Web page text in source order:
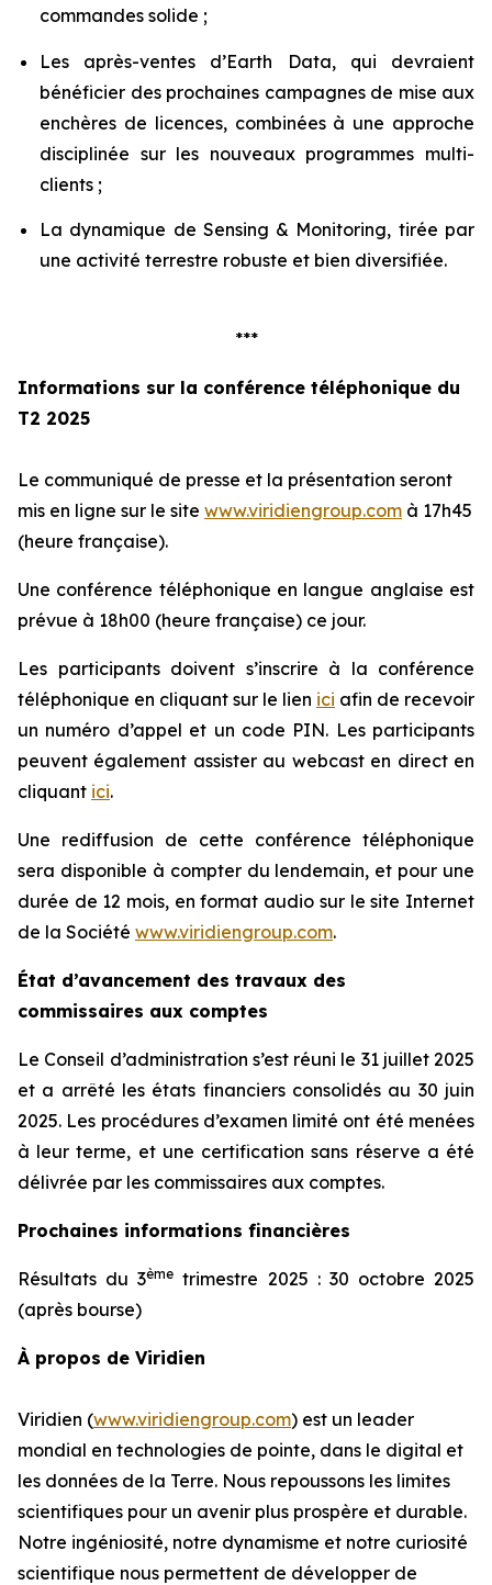
commandes solide ;
Les après-ventes d’Earth Data, qui devraient
bénéficier des prochaines campagnes de mise aux
enchères de licences, combinées à une approche
disciplinée sur les nouveaux programmes multi-
clients ;
La dynamique de Sensing & Monitoring, tirée par
une activité terrestre robuste et bien diversifiée.
***
Informations sur la conférence téléphonique du
T2 2025
Le communiqué de presse et la présentation seront
mis en ligne sur le site www.viridiengroup.com à 17h45
(heure française).
Une conférence téléphonique en langue anglaise est
prévue à 18h00 (heure française) ce jour.
Les participants doivent s’inscrire à la conférence
téléphonique en cliquant sur le lien ici afin de recevoir
un numéro d’appel et un code PIN. Les participants
peuvent également assister au webcast en direct en
cliquant ici.
Une rediffusion de cette conférence téléphonique
sera disponible à compter du lendemain, et pour une
durée de 12 mois, en format audio sur le site Internet
de la Société www.viridiengroup.com.
État d’avancement des travaux des
commissaires aux comptes
Le Conseil d’administration s’est réuni le 31 juillet 2025
et a arrêté les états financiers consolidés au 30 juin
2025. Les procédures d’examen limité ont été menées
à leur terme, et une certification sans réserve a été
délivrée par les commissaires aux comptes.
Prochaines informations financières
Résultats du 3ème trimestre 2025 : 30 octobre 2025
(après bourse)
À propos de Viridien
Viridien (www.viridiengroup.com) est un leader
mondial en technologies de pointe, dans le digital et
les données de la Terre. Nous repoussons les limites
scientifiques pour un avenir plus prospère et durable.
Notre ingéniosité, notre dynamisme et notre curiosité
scientifique nous permettent de développer de